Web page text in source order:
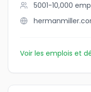
5001-10,000
Voir les emplois et